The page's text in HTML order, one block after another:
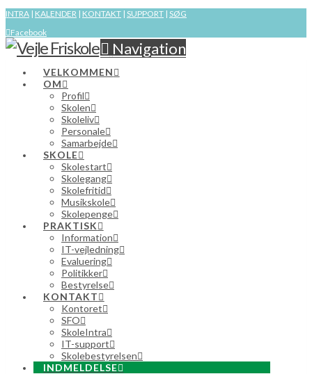
INTRA | KALENDER | KONTAKT | SUPPORT | SØG
Facebook
Navigation
VELKOMMEN
OM
Profil
Skolen
Skoleliv
Personale
Samarbejde
SKOLE
Skolestart
Skolegang
Skolefritid
Musikskole
Skolepenge
PRAKTISK
Information
IT-vejledning
Evaluering
Politikker
Bestyrelse
KONTAKT
Kontoret
SFO
SkoleIntra
IT-support
Skolebestyrelsen
INDMELDELSE